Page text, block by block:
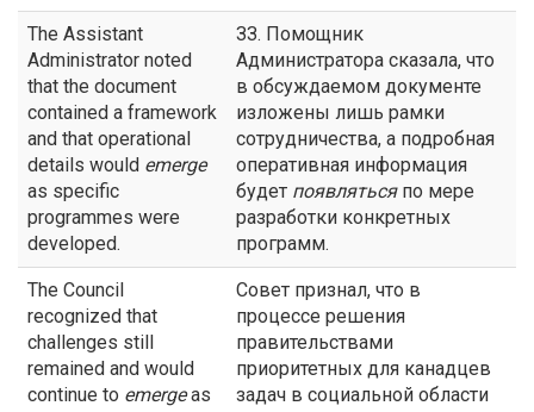
The Assistant
Administrator noted
that the document
contained a framework
and that operational
details would emerge
as specific
programmes were
developed.
ЗЗ. Помощник
Администратора сказала, что
в обсуждаемом документе
изложены лишь рамки
сотрудничества, а подробная
оперативная информация
будет появлятьсяпо мере
разработки конкретных
программ.
The Council
recognized that
challenges still
remained and would
continue to emergeas
Совет признал, что в
процессе решения
правительствами
приоритетных для канадцев
задач в социальной области